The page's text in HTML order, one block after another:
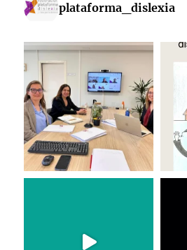
plataforma_dislexia